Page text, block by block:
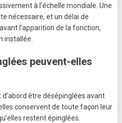
à l’échelle mondiale. Une
nécessaire, et un délai de
l’apparition de la fonction,
installée.
peuvent-elles
être désépinglées avant
conservent de toute façon leur
restent épinglées.